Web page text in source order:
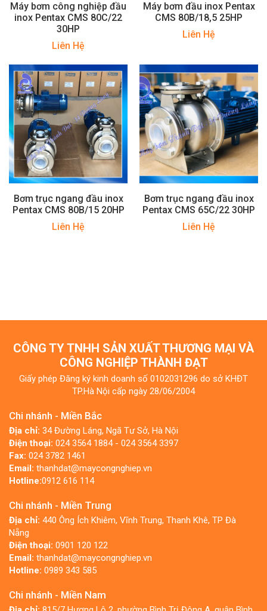
Máy bơm công nghiệp đầu
inox Pentax CMS 80C/22
30HP
Liên Hệ
Máy bơm đầu inox Pentax
CMS 80B/18,5 25HP
Liên Hệ
Bơm trục ngang đầu inox
Pentax CMS 80B/15 20HP
Liên Hệ
Bơm trục ngang đầu inox
Pentax CMS 65C/22 30HP
Liên Hệ
CÔNG TY TNHH SẢN XUẤT THƯƠNG MẠI VÀ
CÔNG NGHIỆP THÀNH ĐẠT
Giấy phép Đăng ký kinh doanh số 0102031296 do sở KHĐT
TP.Hà Nội cấp ngày 28/06/2004
Chi nhánh - Miền Bắc
Địa chỉ: 34 Đường Láng, Ngã Tư Sở, Hà Nội
Điện thoại: 024 3564 1884 - 024 3564 3397
Fax: 024 3782 1461
Email: thanhdat@maycongnghiep.vn
Hotline:0912 616 114
Chi nhánh - Miền Trung
Địa chỉ: 440 Ông Ích Khiêm, Vĩnh Trung, Thanh Khê, TP Đà
Nẵng
Điện thoại: 0901 120 122
Email: thanhdat@maycongnghiep.vn
Hotline: 0989 343 585
Chi nhánh - Miền Nam